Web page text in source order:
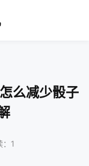
么减少骰子
1